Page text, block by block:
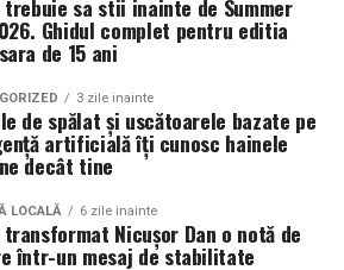
ca o celebrare a feminității
în care atmosfera, scena
sunt părți integrante ale
7 martie | 18:00
Anvelopele fac parte din
componente esentiale, deoarece
ca ansamblu.
pregatita de show in Cluj
pentru un eveniment auto in Cluj
decat un aspect curat si o vopsea
trebuie sa stii inainte de Summer
Ghidul complet pentru editia
de 15 ani
3 zile inainte
de spălat și uscătoarele bazate pe
artificială îți cunosc hainele
decât tine
LOCALĂ 6 zile inainte
transformat Nicușor Dan o notă de
într-un mesaj de stabilitate